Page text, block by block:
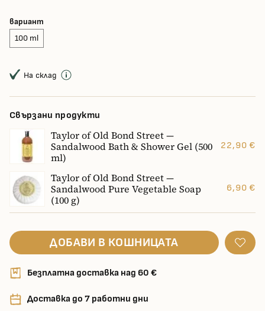
вариант
100 ml
На склад
Свързани продукти
Taylor of Old Bond Street —
Sandalwood Bath & Shower Gel (500
ml)
22,90 €
Taylor of Old Bond Street —
Sandalwood Pure Vegetable Soap
(100 g)
6,90 €
ДОБАВИ В КОШНИЦАТА
Безплатна доставка над 60 €
Доставка до 7 работни дни